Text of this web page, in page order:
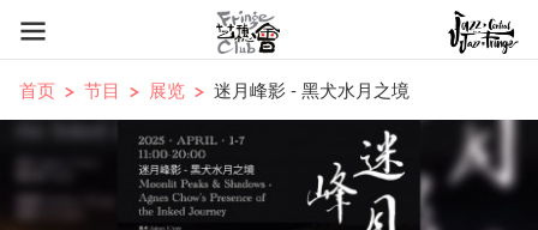
首页 节目 展览 迷月峰影 - 黑犬水月之境